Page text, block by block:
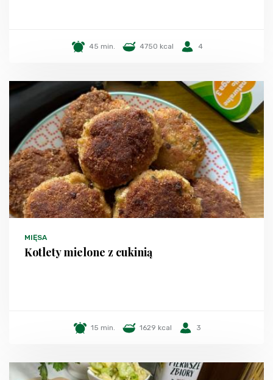
45 min. 4750 kcal 4
MIĘSA
Kotlety mielone z cukinią
15 min. 1629 kcal 3